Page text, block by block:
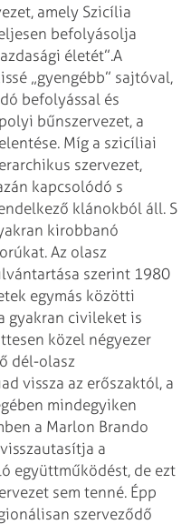
amely Szicília
befolyásolja
életét”.A
„gyengébb” sajtóval,
befolyással és
bűnszervezet, a
Míg a szicíliai
szervezet,
kapcsolódó s
klánokból áll. S
kirobbanó
Az olasz
szerint 1980
egymás közötti
gyakran civileket is
közel négyezer
dél-olasz
vissza az erőszaktól, a
mindegyiken
a Marlon Brando
a
együttműködést, de ezt
sem tenné. Épp
szerveződő